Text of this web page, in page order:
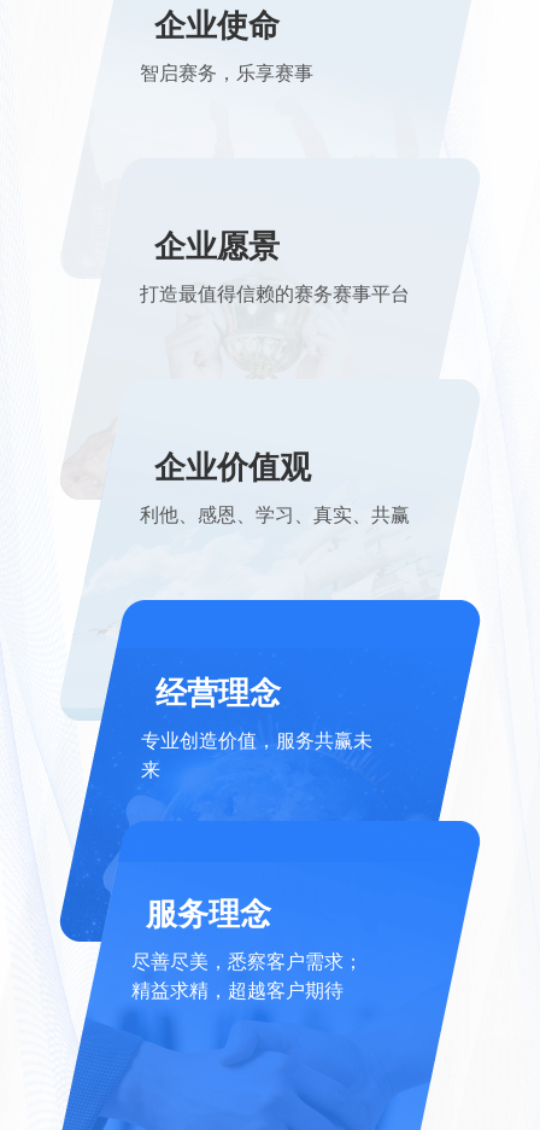
坚持信念，追求卓越；心之所向，素履以往
企业使命
智启赛务，乐享赛事
企业愿景
打造最值得信赖的赛务赛事平台
企业价值观
利他、感恩、学习、真实、共赢
经营理念
专业创造价值，服务共赢未
来
服务理念
尽善尽美，悉察客户需求；
精益求精，超越客户期待